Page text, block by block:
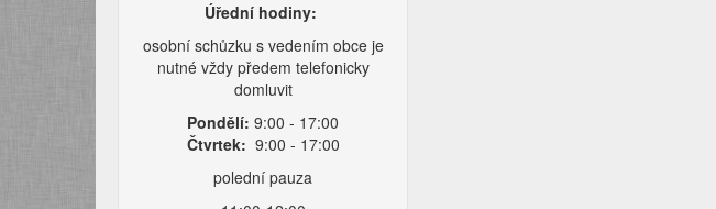
Úřední hodiny:
osobní schůzku s vedením obce je
nutné vždy předem telefonicky
domluvit
Pondělí: 9:00 - 17:00
Čtvrtek: 9:00 - 17:00
polední pauza